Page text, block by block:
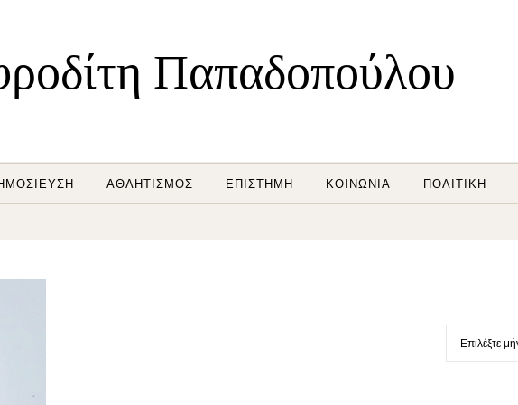
Παπαδοπούλου
ΑΘΛΗΤΙΣΜΌΣ ΕΠΙΣΤΉΜΗ ΚΟΙΝΩΝΊΑ ΠΟΛΙΤΙΚΉ
Ιστορικό